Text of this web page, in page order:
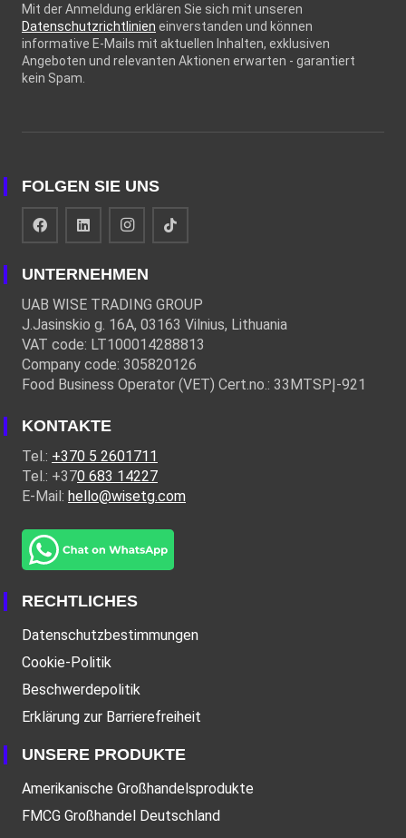
Mit der Anmeldung erklären Sie sich mit unseren
Datenschutzrichtlinien einverstanden und können
informative E-Mails mit aktuellen Inhalten, exklusiven
Angeboten und relevanten Aktionen erwarten - garantiert
kein Spam.
FOLGEN SIE UNS
UNTERNEHMEN
UAB WISE TRADING GROUP
J.Jasinskio g. 16A, 03163 Vilnius, Lithuania
VAT code: LT100014288813
Company code: 305820126
Food Business Operator (VET) Cert.no.: 33MTSPĮ-921
KONTAKTE
Tel.: +370 5 2601711
Tel.: +370 683 14227
E-Mail: hello@wisetg.com
RECHTLICHES
Datenschutzbestimmungen
Cookie-Politik
Beschwerdepolitik
Erklärung zur Barrierefreiheit
UNSERE PRODUKTE
Amerikanische Großhandelsprodukte
FMCG Großhandel Deutschland